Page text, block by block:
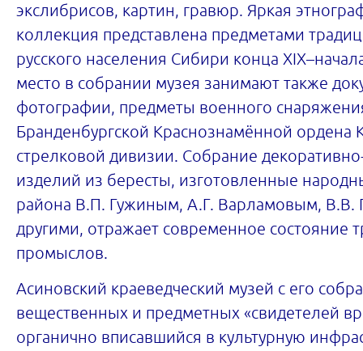
экслибрисов, картин, гравюр. Яркая
коллекция представлена предметами
русского населения Сибири конца
место в собрании музея занимают также
фотографии, предметы военного
Бранденбургской Краснознамённой ордена
стрелковой дивизии. Собрание
изделий из бересты, изготовленные
района В.П. Гужиным, А.Г. Варламовым, В.В.
другими, отражает современное состояние
промыслов.
Асиновский краеведческий музей с его
вещественных и предметных «свидетелей
органично вписавшийся в культурную